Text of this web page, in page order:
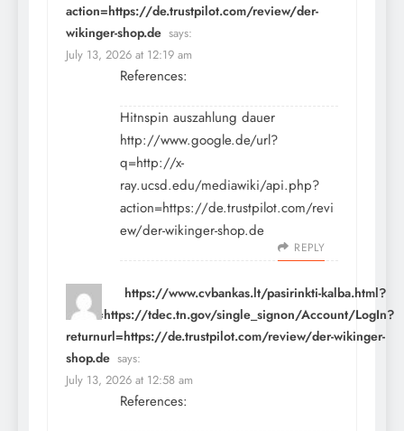
action=https://de.trustpilot.com/review/der-
wikinger-shop.de says:
July 13, 2026 at 12:19 am
References:
Hitnspin auszahlung dauer
http://www.google.de/url?
q=http://x-
ray.ucsd.edu/mediawiki/api.php?
action=https://de.trustpilot.com/revi
ew/der-wikinger-shop.de
REPLY
https://www.cvbankas.lt/pasirinkti-kalba.html?
route=https://tdec.tn.gov/single_signon/Account/LogIn?
returnurl=https://de.trustpilot.com/review/der-wikinger-
shop.de says:
July 13, 2026 at 12:58 am
References: